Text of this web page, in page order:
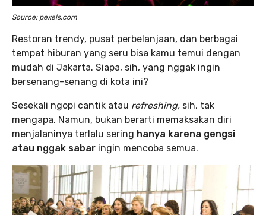
Source: pexels.com
Restoran trendy, pusat perbelanjaan, dan berbagai
tempat hiburan yang seru bisa kamu temui dengan
mudah di Jakarta. Siapa, sih, yang nggak ingin
bersenang-senang di kota ini?
Sesekali ngopi cantik atau refreshing, sih, tak
mengapa. Namun, bukan berarti memaksakan diri
menjalaninya terlalu sering hanya karena gengsi
atau nggak sabar ingin mencoba semua.